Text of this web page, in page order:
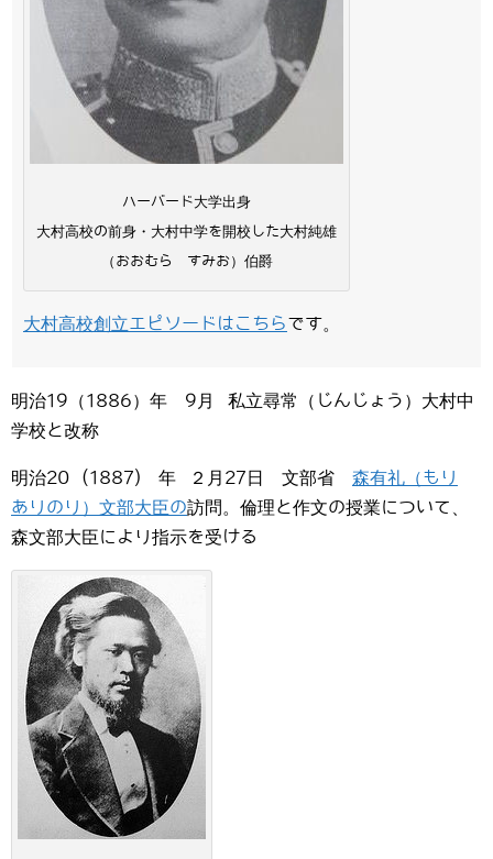
ハーバード大学出身
大村高校の前身・大村中学を開校した大村純雄
（おおむら すみお）伯爵
大村高校創立エピソードはこちらです。
明治19（1886）年 9月 私立尋常（じんじょう）大村中
学校と改称
明治20 (1887) 年 ２月27日 文部省 森有礼（もり
ありのり）文部大臣の訪問。倫理と作文の授業について、
森文部大臣により指示を受ける